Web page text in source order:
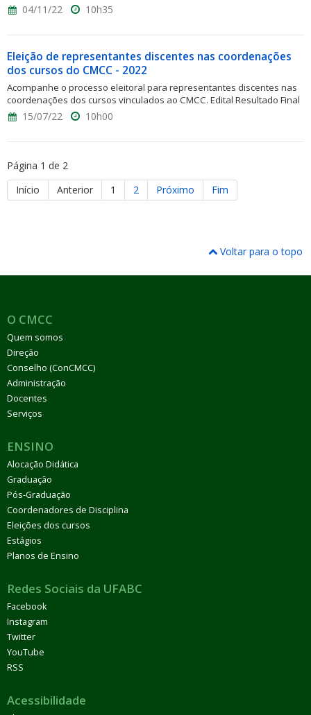
04/11/22 10h35
Eleição de representantes discentes nas coordenações
dos cursos do CMCC - 2022
Acompanhe o processo eleitoral para representantes discentes nas
coordenações dos cursos vinculados ao CMCC. Edital Resultado Final
15/07/22 10h00
Página 1 de 2
Início
Anterior 1 2 Próximo Fim
Voltar para o topo
O CMCC
Quem somos
Direção
Conselho (ConCMCC)
Administração
Docentes
Serviços
ENSINO
Alocação Didática
Graduação
Pós-Graduação
Coordenadores de Disciplina
Eleições dos cursos
Estágios
Planos de Ensino
Redes Sociais da UFABC
Facebook
Instagram
Twitter
YouTube
RSS
Acessibilidade